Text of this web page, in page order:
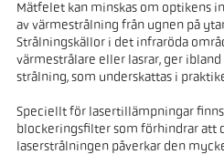
Mätfelet kan minskas om optikens
av värmestrålning från ugnen på
Strålningskällor i det infraröda
värmestrålare eller lasrar, ger
strålning, som underskattas i
Speciellt för lasertillämpningar
blockeringsfilter som förhindrar att
laserstrålningen påverkar den